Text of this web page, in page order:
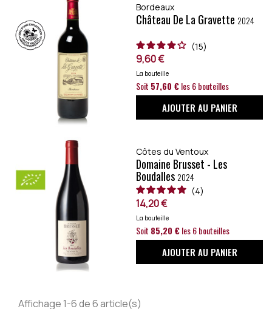
Bordeaux
Château De La Gravette 2024
15
9,60 €
La bouteille
Soit 57,60 €les 6 bouteilles
AJOUTER AU PANIER
Côtes du Ventoux
Domaine Brusset - Les
Boudalles 2024
4
14,20 €
La bouteille
Soit 85,20 €les 6 bouteilles
AJOUTER AU PANIER
Affichage 1-6 de 6 article(s)